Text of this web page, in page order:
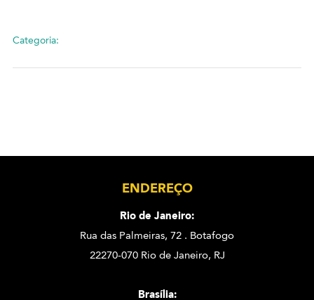
Categoria:
ENDEREÇO
Rio de Janeiro:
Rua das Palmeiras, 72 . Botafogo
22270-070 Rio de Janeiro, RJ
Brasília: